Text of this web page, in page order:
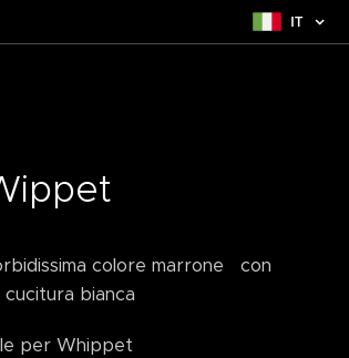
IT
colore marrone con
bianca
per Whippet